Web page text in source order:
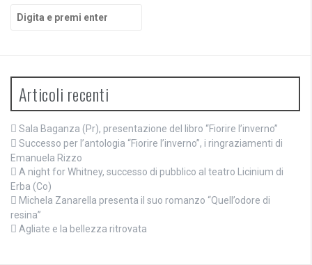
Articoli recenti
Sala Baganza (Pr), presentazione del libro “Fiorire l’inverno”
Successo per l’antologia “Fiorire l’inverno”, i ringraziamenti di
Emanuela Rizzo
A night for Whitney, successo di pubblico al teatro Licinium di
Erba (Co)
Michela Zanarella presenta il suo romanzo “Quell’odore di
resina”
Agliate e la bellezza ritrovata